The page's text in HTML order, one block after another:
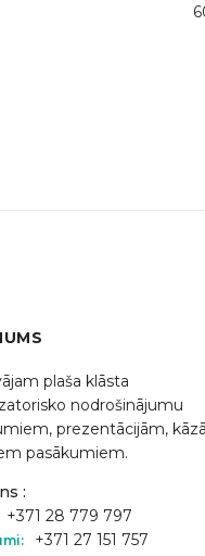
plaša klāsta
nodrošinājumu
prezentācijām,
pasākumiem.
:
+371 28 779 797
+371 27 151 757